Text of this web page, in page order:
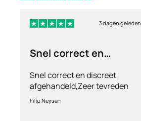
3 dagen geleden
Snel correct en
Snel correct en discreet
afgehandeld,Zeer tevreden
met de service en patiënt
vriendelijkheid.Vermoedelijk
Filip Neysen